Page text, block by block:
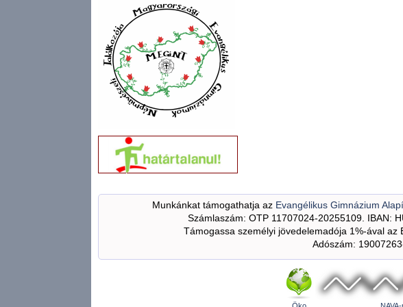
Munkánkat támogathatja az Evangélikus Gimnázium
Számlaszám: OTP 11707024-20255109. IBAN:
Támogassa személyi jövedelemadója 1%-ával az
Adószám: